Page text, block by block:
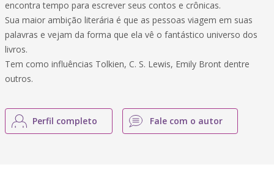
encontra tempo para escrever seus contos e crônicas.
Sua maior ambição literária é que as pessoas viagem em suas
palavras e vejam da forma que ela vê o fantástico universo dos
livros.
Tem como influências Tolkien, C. S. Lewis, Emily Bront dentre
outros.
Perfil completo Fale com o autor